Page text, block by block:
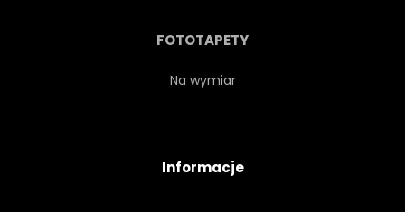
FOTOTAPETY
Na wymiar
Informacje